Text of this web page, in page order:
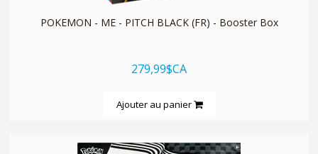
POKEMON - ME - PITCH BLACK (FR) - Booster Box
279,99$CA
Ajouter au panier